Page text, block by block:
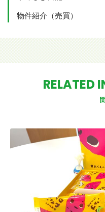
物件紹介（売買）
RELATED